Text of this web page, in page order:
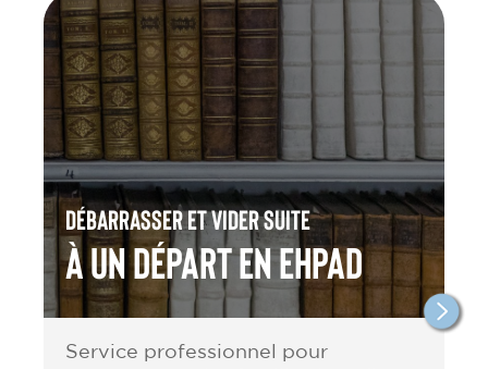
Débarrasser et vider suite
à un départ en Ehpad
Service professionnel pour